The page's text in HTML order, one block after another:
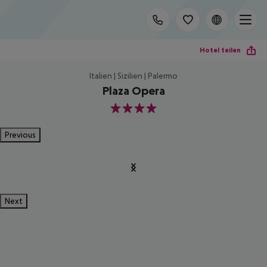
Hotel teilen
Italien | Sizilien | Palermo
Plaza Opera
4
Previous
Next